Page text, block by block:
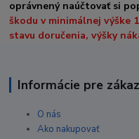
oprávnený naúčtovať si
škodu v minimálnej výške
stavu doručenia, výšky
Informácie pre
O nás
Ako nakupovať